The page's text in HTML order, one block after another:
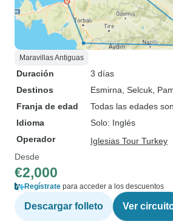
Maravillas Antiguas
Duración
3 días
Destinos
Esmirna , Selcuk ,
Franja de edad
Todas las edades
Idioma
Solo: Inglés
Operador
Iglesias Tour Turkey
Desde
€2,000
Regístrate para acceder a los descuentos
Descargar folleto Ver